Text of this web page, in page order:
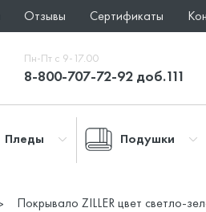
Отзывы Сертификаты
Пн-Пт с 9-17.00
8-800-707-72-92 доб.111
Пледы Подушки
Покрывало ZILLER цвет светло-